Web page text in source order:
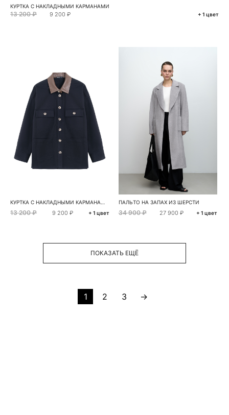
КУРТКА С НАКЛАДНЫМИ КАРМАНАМИ
13 200 ₽ 9 200 ₽ + 1 цвет
КУРТКА С НАКЛАДНЫМИ КАРМАНАМИ
13 200 ₽ 9 200 ₽ + 1 цвет
ПАЛЬТО НА ЗАПАХ ИЗ ШЕРСТИ
34 900 ₽ 27 900 ₽ + 1 цвет
ПОКАЗАТЬ ЕЩЁ
1 2 3 →